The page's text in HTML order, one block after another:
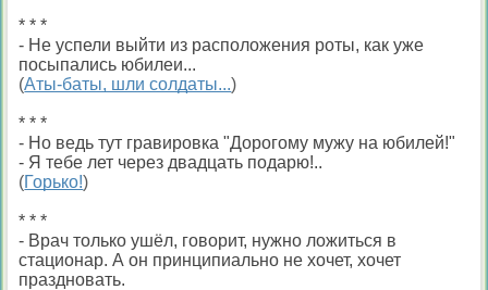
* * *
- Не успели выйти из расположения роты, как уже
посыпались юбилеи...
(Аты-баты, шли солдаты...)
* * *
- Но ведь тут гравировка "Дорогому мужу на юбилей!"
- Я тебе лет через двадцать подарю!..
(Горько!)
* * *
- Врач только ушёл, говорит, нужно ложиться в
стационар. А он принципиально не хочет, хочет
праздновать.